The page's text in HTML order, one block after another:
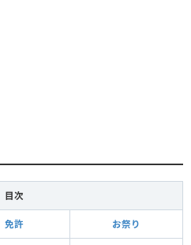
目次
免許 お祭り